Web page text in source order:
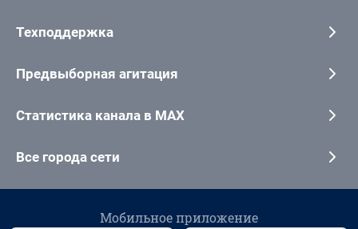
Техподдержка
Предвыборная агитация
Статистика канала в MAX
Все города сети
Мобильное приложение